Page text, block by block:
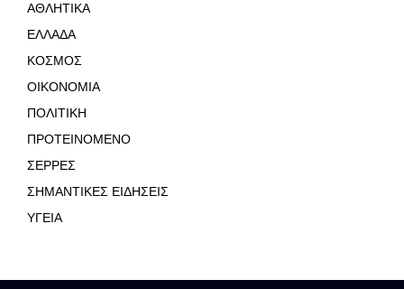
ΑΘΛΗΤΙΚΑ
ΕΛΛΑΔΑ
ΚΟΣΜΟΣ
ΟΙΚΟΝΟΜΙΑ
ΠΟΛΙΤΙΚΗ
ΠΡΟΤΕΙΝΟΜΕΝΟ
ΣΕΡΡΕΣ
ΣΗΜΑΝΤΙΚΕΣ ΕΙΔΗΣΕΙΣ
ΥΓΕΙΑ